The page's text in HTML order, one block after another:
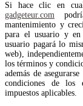
Si hace clic en
gadgeteur.com
mantenimiento y
para el usuario y en
usuario pagará lo
web),
los términos y
además de
condiciones de los
impuestos aplicables.